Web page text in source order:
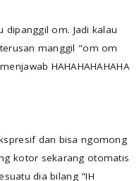
dipanggil om. Jadi kalau
manggil "om om
HAHAHAHAHAHA
dan bisa ngomong
kotor sekarang otomatis
dia bilang "IH